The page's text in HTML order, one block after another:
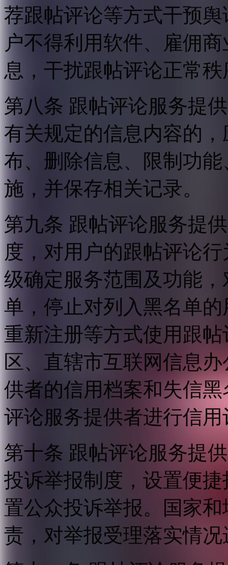
荐跟帖评论等方式干预
户不得利用软件、雇佣
息，干扰跟帖评论正常
第八条 跟帖评论服务提
有关规定的信息内容的
布、删除信息、限制功
施，并保存相关记录。
第九条 跟帖评论服务提
度，对用户的跟帖评论
级确定服务范围及功能
单，停止对列入黑名单
重新注册等方式使用跟
区、直辖市互联网信息
供者的信用档案和失信
评论服务提供者进行信用
第十条 跟帖评论服务提
投诉举报制度，设置便
置公众投诉举报。国家
责，对举报受理落实情